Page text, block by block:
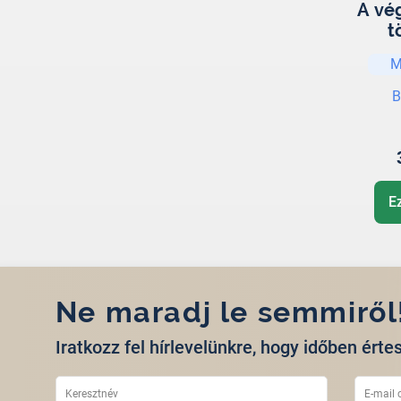
A
Ne maradj le
Iratkozz fel hírlevelünkre, hogy időben